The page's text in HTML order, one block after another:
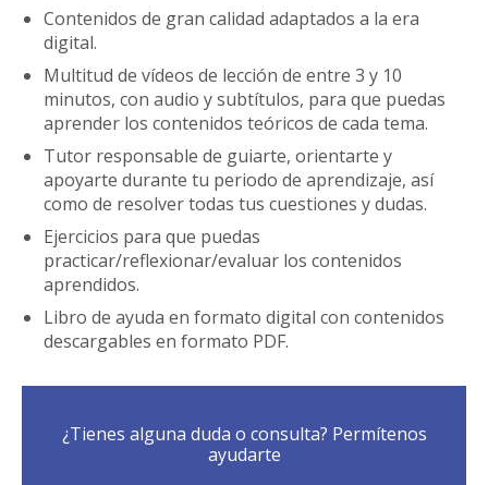
Contenidos de gran calidad adaptados a la era
digital.
Multitud de vídeos de lección de entre 3 y 10
minutos, con audio y subtítulos, para que puedas
aprender los contenidos teóricos de cada tema.
Tutor responsable de guiarte, orientarte y
apoyarte durante tu periodo de aprendizaje, así
como de resolver todas tus cuestiones y dudas.
Ejercicios para que puedas
practicar/reflexionar/evaluar los contenidos
aprendidos.
Libro de ayuda en formato digital con contenidos
descargables en formato PDF.
¿Tienes alguna duda o consulta? Permítenos
ayudarte